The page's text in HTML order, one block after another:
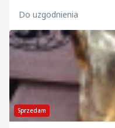
Do uzgodnienia
Sprzedam